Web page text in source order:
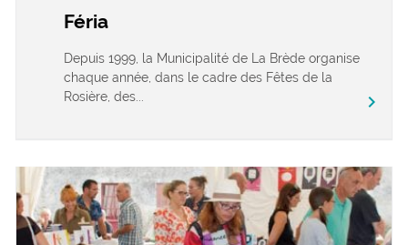
Féria
Depuis 1999, la Municipalité de La Brède organise
chaque année, dans le cadre des Fêtes de la
Rosière, des...
chevron_right